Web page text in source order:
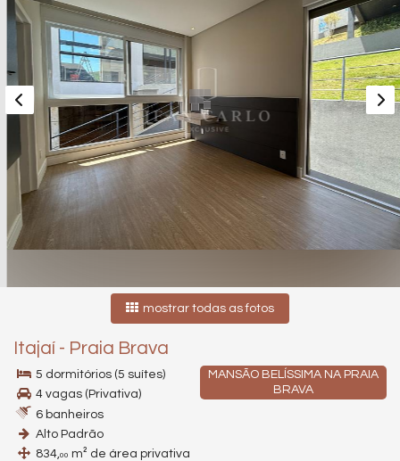
mostrar todas as fotos
Itajaí - Praia Brava
MANSÃO BELÍSSIMA NA PRAIA
BRAVA
5 dormitórios (5 suítes)
4 vagas (Privativa)
6 banheiros
Alto Padrão
834,00 m² de área privativa